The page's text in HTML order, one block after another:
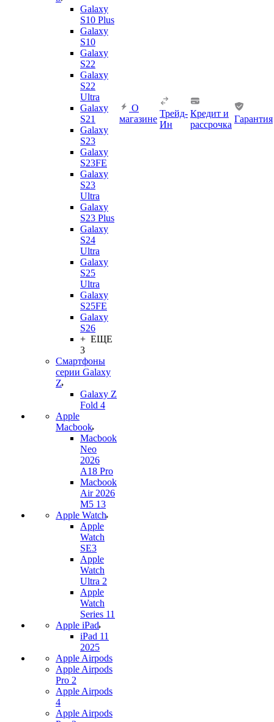
Galaxy
S10 Plus
Galaxy
S10
Galaxy
S22
Galaxy
S22
Ultra
Galaxy
S21
Galaxy
S23
Galaxy
S23FE
Galaxy
S23
Ultra
Galaxy
S23 Plus
Galaxy
S24
Ultra
Galaxy
S25
Ultra
Galaxy
S25FE
Galaxy
S26
+ ЕЩЕ
3
Смартфоны
серии Galaxy
Z
Galaxy Z
Fold 4
Apple
Macbook
Macbook
Neo
2026
A18 Pro
Macbook
Air 2026
M5 13
Apple Watch
Apple
Watch
SE3
Apple
Watch
Ultra 2
Apple
Watch
Series 11
Apple iPad
iPad 11
2025
Apple Airpods
Apple Airpods
Pro 2
Apple Airpods
4
Apple Airpods
О
магазине
Трейд-
Ин
Кредит и
рассрочка
Гарантия